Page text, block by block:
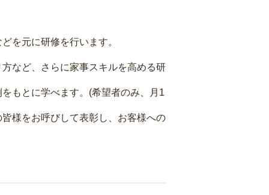
を元に研修を行います。
など、さらに家事スキルを高める研
もとに学べます。(希望者のみ、月1
様をお呼びして表彰し、お客様への